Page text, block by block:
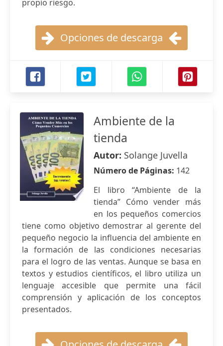
propio riesgo.
Opciones de descarga
Ambiente de la
tienda
Autor: Solange Juvella
Número de Páginas: 142
El libro “Ambiente de la
tienda” Cómo vender más
en los pequeños comercios
tiene como objetivo demostrar al gerente del
pequeño negocio la influencia del ambiente en
la formación de las condiciones necesarias
para el logro de las ventas. Aunque se basa en
textos y estudios científicos, el libro utiliza un
lenguaje accesible que permite una fácil
comprensión y aplicación de los conceptos
presentados.